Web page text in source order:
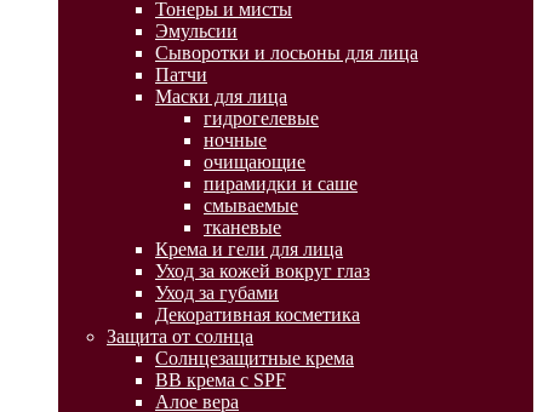
Тонеры и мисты
Эмульсии
Сыворотки и лосьоны для лица
Патчи
Маски для лица
гидрогелевые
ночные
очищающие
пирамидки и саше
смываемые
тканевые
Крема и гели для лица
Уход за кожей вокруг глаз
Уход за губами
Декоративная косметика
Защита от солнца
Солнцезащитные крема
BB крема с SPF
Алое вера